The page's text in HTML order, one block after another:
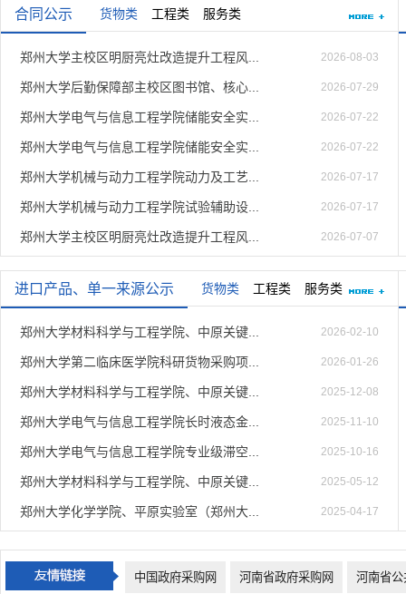
合同公示 货物类 工程类 服务类
郑州大学主校区明厨亮灶改造提升工程风... 2026-08-03
郑州大学后勤保障部主校区图书馆、核心... 2026-07-29
郑州大学电气与信息工程学院储能安全实... 2026-07-22
郑州大学电气与信息工程学院储能安全实... 2026-07-22
郑州大学机械与动力工程学院动力及工艺... 2026-07-17
郑州大学机械与动力工程学院试验辅助设... 2026-07-17
郑州大学主校区明厨亮灶改造提升工程风... 2026-07-07
进口产品、单一来源公示 货物类 工程类 服务类
郑州大学材料科学与工程学院、中原关键... 2026-02-10
郑州大学第二临床医学院科研货物采购项... 2026-01-26
郑州大学材料科学与工程学院、中原关键... 2025-12-08
郑州大学电气与信息工程学院长时液态金... 2025-11-10
郑州大学电气与信息工程学院专业级滞空... 2025-10-16
郑州大学材料科学与工程学院、中原关键... 2025-05-12
郑州大学化学学院、平原实验室（郑州大... 2025-04-17
中国政府采购网 河南省政府采购网 河南省